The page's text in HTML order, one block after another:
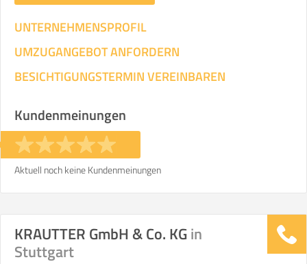
UNTERNEHMENSPROFIL
UMZUGANGEBOT ANFORDERN
BESICHTIGUNGSTERMIN VEREINBAREN
Kundenmeinungen
Aktuell noch keine Kundenmeinungen
KRAUTTER GmbH & Co. KGin
Stuttgart